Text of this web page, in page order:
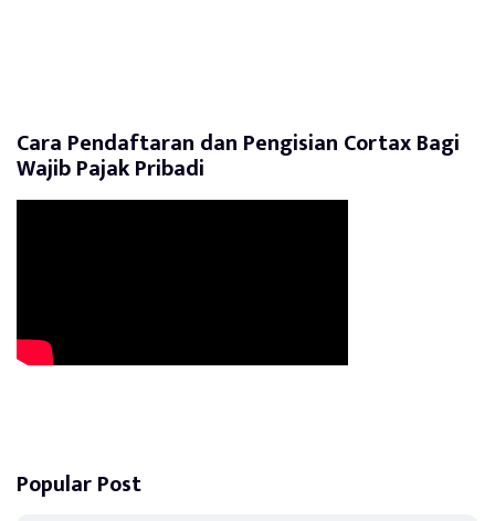
Cara Pendaftaran dan Pengisian Cortax Bagi
Wajib Pajak Pribadi
Popular Post